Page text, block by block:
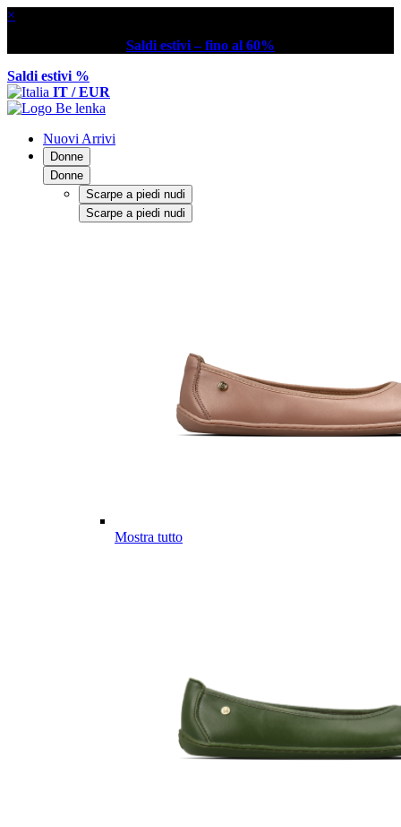
×
Saldi estivi – fino al 60%
Saldi estivi %
IT / EUR
Nuovi Arrivi
Donne
Donne
Scarpe a piedi nudi
Scarpe a piedi nudi
Mostra tutto